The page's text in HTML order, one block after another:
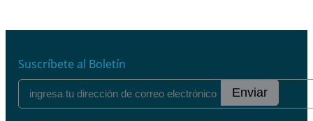
Suscríbete al Boletín
Enviar